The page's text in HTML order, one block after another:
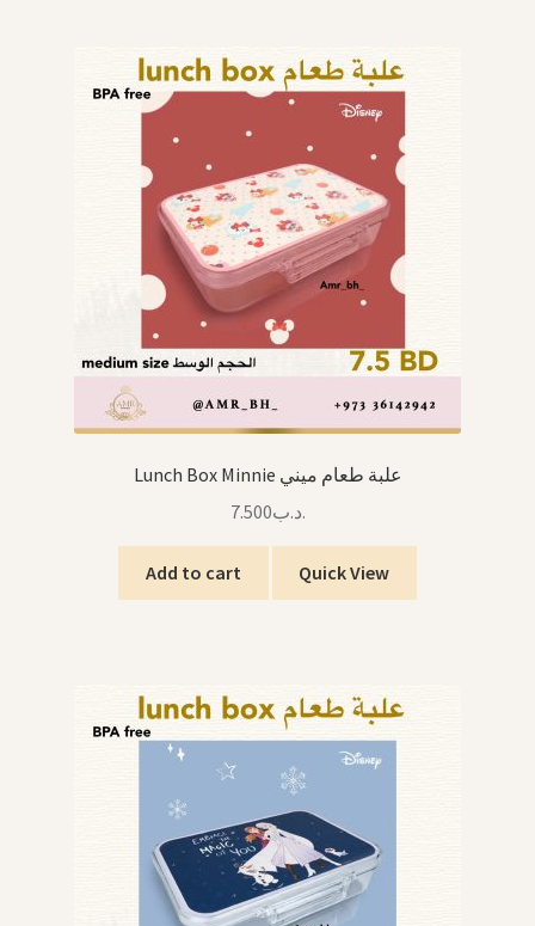
Lunch Box Minnie علبة طعام ميني
.د.ب7.500
Add to cart Quick View